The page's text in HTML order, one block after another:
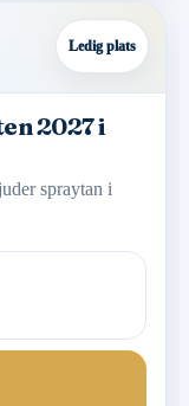
Ledig plats
2027 i
spraytan i